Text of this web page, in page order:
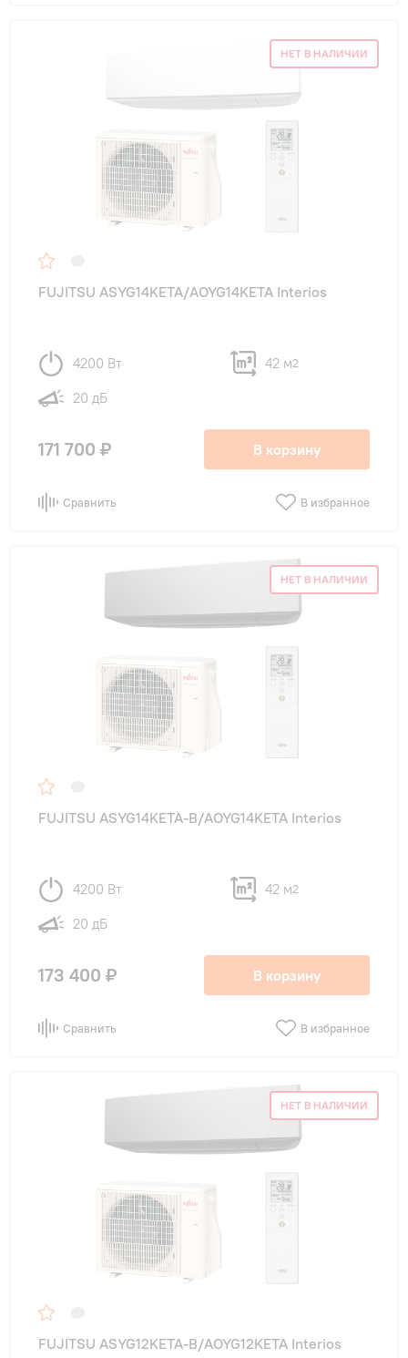
НЕТ В НАЛИЧИИ
FUJITSU ASYG14KETA/AOYG14KETA Interios
4200 Вт 42 м2
20 дБ
171 700 ₽ В корзину
Сравнить В избранное
НЕТ В НАЛИЧИИ
FUJITSU ASYG14KETA-B/AOYG14KETA Interios
4200 Вт 42 м2
20 дБ
173 400 ₽ В корзину
Сравнить В избранное
НЕТ В НАЛИЧИИ
FUJITSU ASYG12KETA-B/AOYG12KETA Interios